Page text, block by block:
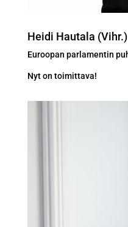
Heidi Hautala (Vihr.)
Euroopan parlamentin
Nyt on toimittava!